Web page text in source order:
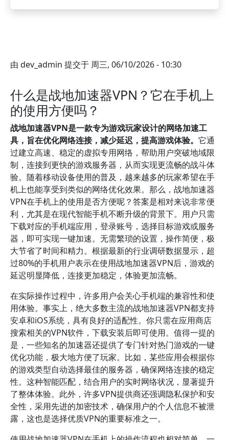
由 dev_admin 提交于 周三, 06/10/2026 - 10:30
什么是战地加速器VPN？它在手机上
的使用方便吗？
战地加速器VPN是一款专为游戏玩家设计的网络加速工
具，旨在优化网络连接，减少延迟，提高游戏体验。 它通
过建立高速、稳定的虚拟专用网络，帮助用户突破地域限
制，连接到更快的游戏服务器，从而实现更流畅的战斗体
验。随着移动设备使用的普及，越来越多的玩家希望在手
机上也能享受到类似的网络优化效果。那么，战地加速器
VPN在手机上的使用是否方便呢？答案是相对来说非常便
利，尤其是在现代智能手机不断升级的背景下。用户只需
下载对应的手机端应用，登录账号，选择目标游戏或服务
器，即可实现一键加速。无需繁琐的设置，操作简便，极
大节省了时间和精力。根据最新的行业调研数据显示，超
过80%的手机用户表示在使用战地加速器VPN后，游戏的
延迟明显降低，连接更加稳定，体验更加流畅。
在实际操作过程中，许多用户会关心手机端的兼容性和使
用体验。事实上，绝大多数主流的战地加速器VPN都支持
安卓和iOS系统，具有良好的适配性。你只需在应用商店
搜索相关的VPN软件，下载安装后即可使用。值得一提的
是，一些知名的加速器还提供了专门针对热门游戏的一键
优化功能，极大地方便了玩家。比如，某些应用会根据你
的游戏类型自动选择最佳的服务器，确保网络连接的稳定
性。这种智能匹配，结合用户的实时网络状况，显著提升
了整体体验。此外，许多VPN提供商还强调隐私保护和安
全性，采用先进的加密技术，确保用户的个人信息不被泄
露，这也是选择优质VPN的重要标准之一。